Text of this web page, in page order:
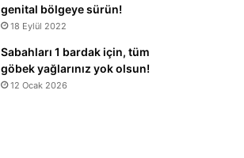
genital bölgeye sürün!
18 Eylül 2022
Sabahları 1 bardak için, tüm
göbek yağlarınız yok olsun!
12 Ocak 2026